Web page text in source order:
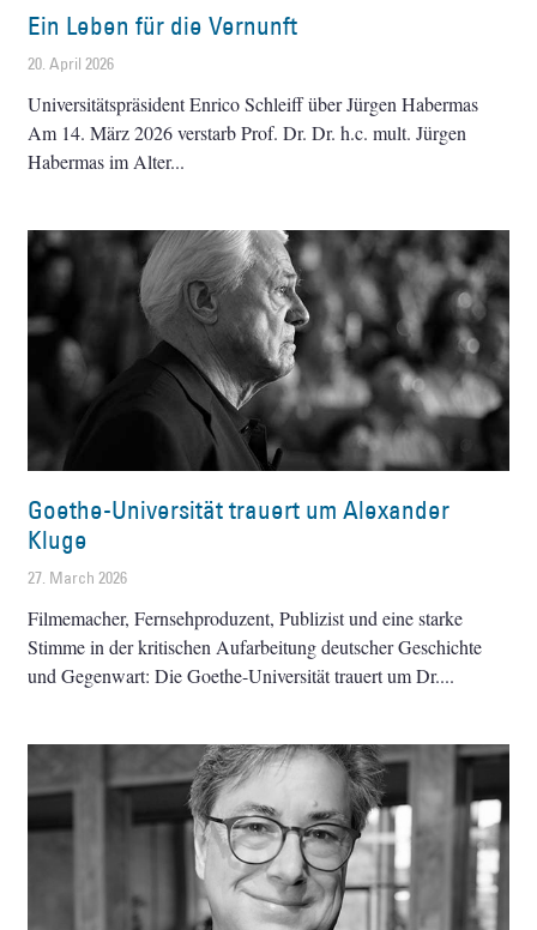
Ein Leben für die Vernunft
20. April 2026
Universitätspräsident Enrico Schleiff über Jürgen Habermas
Am 14. März 2026 verstarb Prof. Dr. Dr. h.c. mult. Jürgen
Habermas im Alter
Goethe-Universität trauert um Alexander
Kluge
27. March 2026
Filmemacher, Fernsehproduzent, Publizist und eine starke
Stimme in der kritischen Aufarbeitung deutscher Geschichte
und Gegenwart: Die Goethe-Universität trauert um Dr.